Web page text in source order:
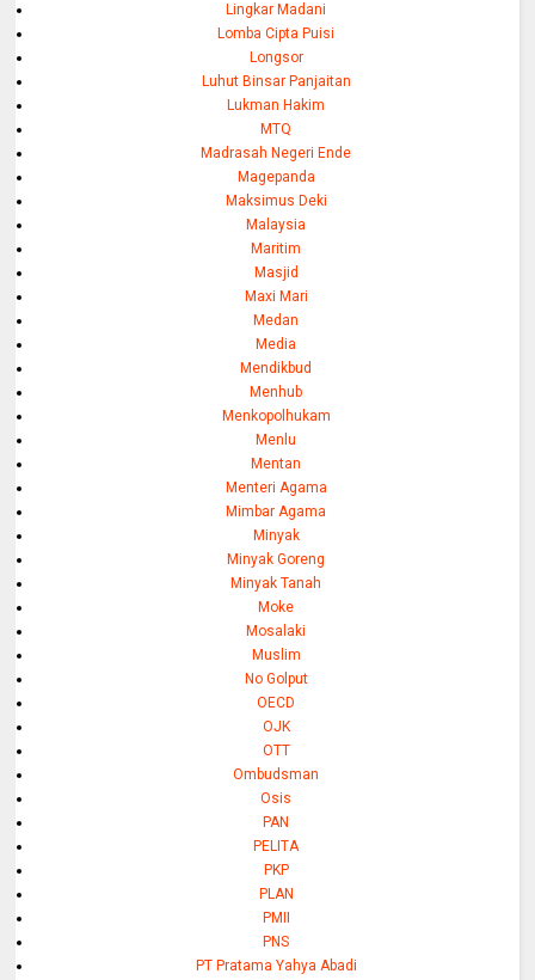
Lingkar Madani
Lomba Cipta Puisi
Longsor
Luhut Binsar Panjaitan
Lukman Hakim
MTQ
Madrasah Negeri Ende
Magepanda
Maksimus Deki
Malaysia
Maritim
Masjid
Maxi Mari
Medan
Media
Mendikbud
Menhub
Menkopolhukam
Menlu
Mentan
Menteri Agama
Mimbar Agama
Minyak
Minyak Goreng
Minyak Tanah
Moke
Mosalaki
Muslim
No Golput
OECD
OJK
OTT
Ombudsman
Osis
PAN
PELITA
PKP
PLAN
PMII
PNS
PT Pratama Yahya Abadi